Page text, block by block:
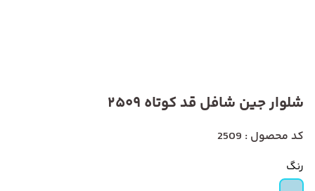
شلوار جین شافل قد کوتاه 2509
کد محصول : 2509
رنگ